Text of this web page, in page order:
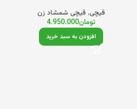
قیچی, قیچی شمشاد زن
تومان4.950.000
افزودن به سبد خرید